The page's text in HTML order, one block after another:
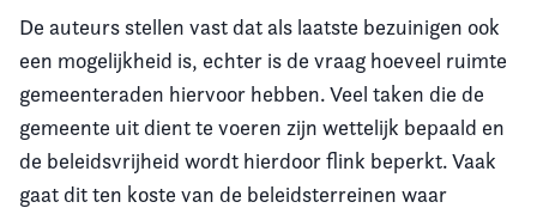
De auteurs stellen vast dat als laatste bezuinigen ook
een mogelijkheid is, echter is de vraag hoeveel ruimte
gemeenteraden hiervoor hebben. Veel taken die de
gemeente uit dient te voeren zijn wettelijk bepaald en
de beleidsvrijheid wordt hierdoor flink beperkt. Vaak
gaat dit ten koste van de beleidsterreinen waar